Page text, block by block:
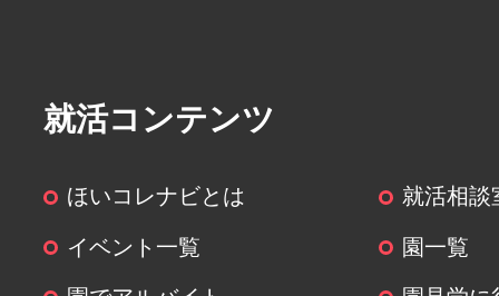
はその旨：契約書
委託することはありません。
就活コンテンツ
ほいコレナビとは 就活相談
イベント一覧 園一覧